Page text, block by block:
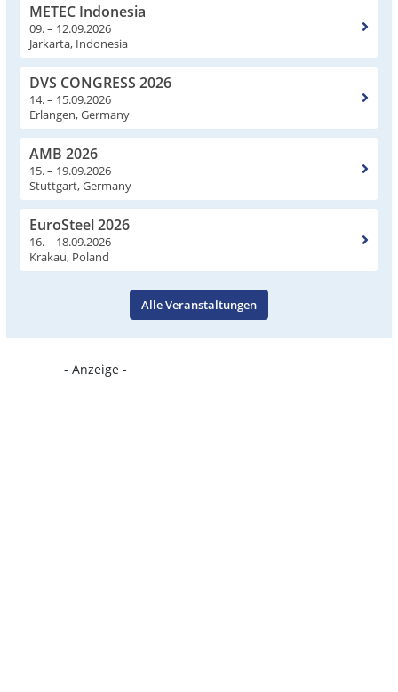
METEC Indonesia
09. – 12.09.2026
Jarkarta, Indonesia
DVS CONGRESS 2026
14. – 15.09.2026
Erlangen, Germany
AMB 2026
15. – 19.09.2026
Stuttgart, Germany
EuroSteel 2026
16. – 18.09.2026
Krakau, Poland
Alle Veranstaltungen
- Anzeige -